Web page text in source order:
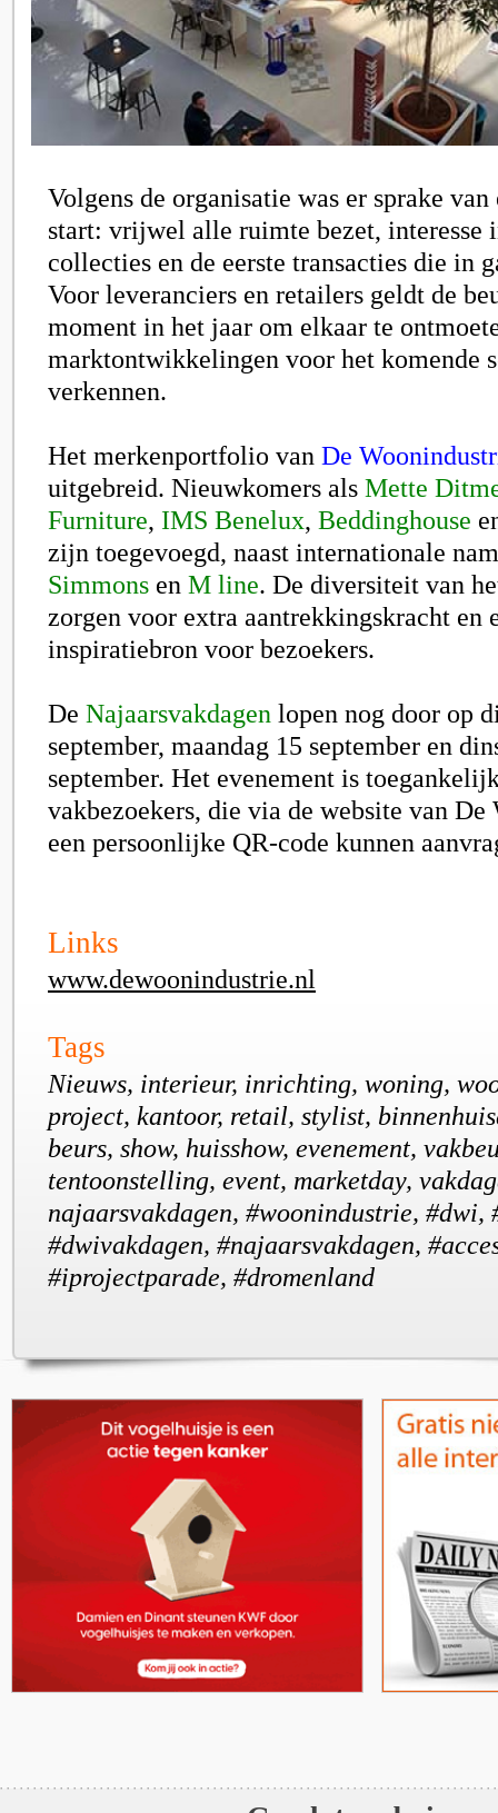
Volgens de organisatie was er sprake
start: vrijwel alle ruimte bezet, interesse
collecties en de eerste transacties die in
Voor leveranciers en retailers geldt de
moment in het jaar om elkaar te
marktontwikkelingen voor het komende
verkennen.
Het merkenportfolio van De
uitgebreid. Nieuwkomers als Mette
Furniture, IMS Benelux, Beddinghouse
zijn toegevoegd, naast internationale
Simmons en M line. De diversiteit van
zorgen voor extra aantrekkingskracht en
inspiratiebron voor bezoekers.
De Najaarsvakdagen lopen nog door op
september, maandag 15 september en
september. Het evenement is
vakbezoekers, die via de website van De
een persoonlijke QR-code kunnen
Links
www.dewoonindustrie.nl
Tags
Nieuws, interieur, inrichting, woning,
project, kantoor, retail, stylist,
beurs, show, huisshow, evenement,
tentoonstelling, event, marketday,
najaarsvakdagen, #woonindustrie, #dwi,
#dwivakdagen, #najaarsvakdagen,
#iprojectparade, #dromenland